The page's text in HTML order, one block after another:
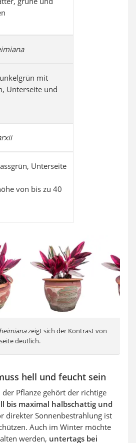
mit
Unterseite und
Unterseite
von bis zu 40
zeigt sich der Kontrast von
deutlich.
hell und feucht sein
Pflanze gehört der richtige
bis maximal halbschattig und
direkter Sonnenbestrahlung ist
Auch im Winter möchte
werden, untertags bei